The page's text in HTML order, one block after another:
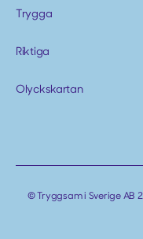
Trygga
Riktiga
Olyckskartan
© Tryggsam i Sverige AB